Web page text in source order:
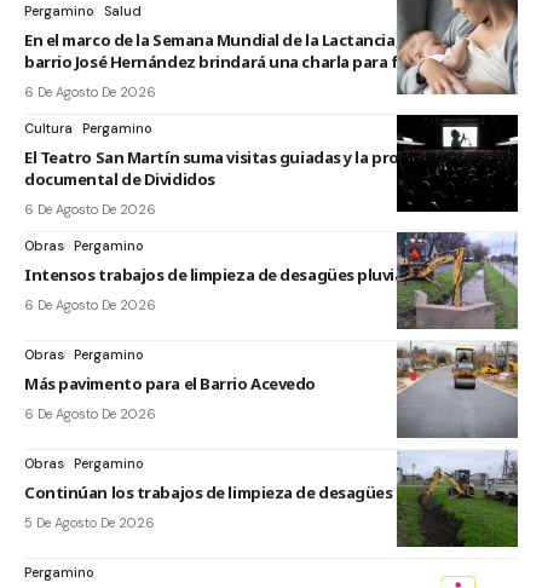
Pergamino Salud
En el marco de la Semana Mundial de la Lactancia, el CAPI del
barrio José Hernández brindará una charla para familias
6 De Agosto De 2026
Cultura Pergamino
El Teatro San Martín suma visitas guiadas y la proyección del
documental de Divididos
6 De Agosto De 2026
Obras Pergamino
Intensos trabajos de limpieza de desagües pluviales
6 De Agosto De 2026
Obras Pergamino
Más pavimento para el Barrio Acevedo
6 De Agosto De 2026
Obras Pergamino
Continúan los trabajos de limpieza de desagües pluviales
5 De Agosto De 2026
Pergamino